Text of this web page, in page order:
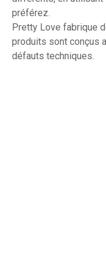
préférez.
Pretty Love fabrique
produits sont conçus
défauts techniques.